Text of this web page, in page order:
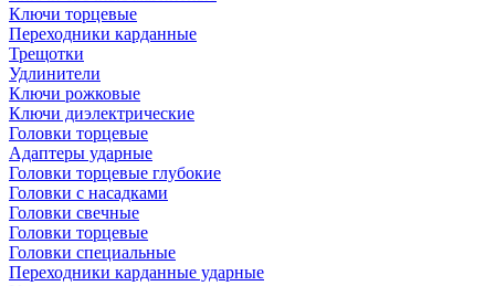
Ключи торцевые
Переходники карданные
Трещотки
Удлинители
Ключи рожковые
Ключи диэлектрические
Головки торцевые
Адаптеры ударные
Головки торцевые глубокие
Головки с насадками
Головки свечные
Головки торцевые
Головки специальные
Переходники карданные ударные